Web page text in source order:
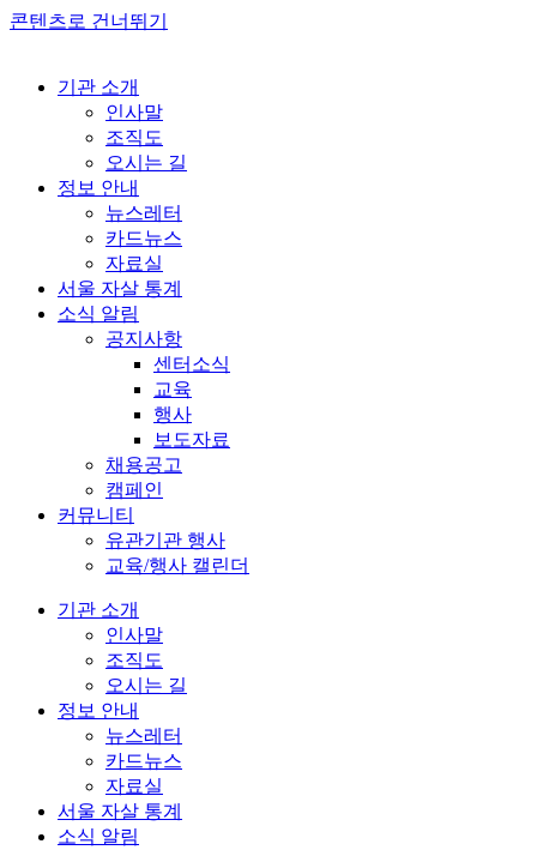
콘텐츠로 건너뛰기
기관 소개
인사말
조직도
오시는 길
정보 안내
뉴스레터
카드뉴스
자료실
서울 자살 통계
소식 알림
공지사항
센터소식
교육
행사
보도자료
채용공고
캠페인
커뮤니티
유관기관 행사
교육/행사 캘린더
기관 소개
인사말
조직도
오시는 길
정보 안내
뉴스레터
카드뉴스
자료실
서울 자살 통계
소식 알림